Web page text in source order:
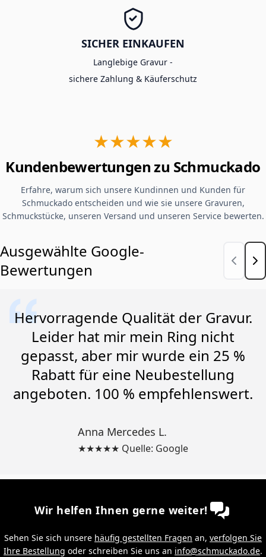
SICHER EINKAUFEN
Langlebige Gravur -
sichere Zahlung & Käuferschutz
★★★★★
Kundenbewertungen zu Schmuckado
Erfahre, warum sich unsere Kundinnen und Kunden für
Schmuckado entscheiden und wie sie unsere Gravuren,
Schmuckstücke, unseren Versand und unseren Service bewerten.
Ausgewählte Google-
Bewertungen
Hervorragende Qualität der Gravur.
Leider hat mir mein Ring nicht
gepasst, aber mir wurde ein 25 %
Rabatt für eine Neubestellung
angeboten. 100 % empfehlenswert.
Anna Mercedes L.
★★★★★ Quelle: Google
Wir helfen Ihnen gerne weiter!
Sehen Sie sich unsere häufig gestellten Fragen an, verfolgen Sie
Ihre Bestellung oder schreiben Sie uns an info@schmuckado.de.